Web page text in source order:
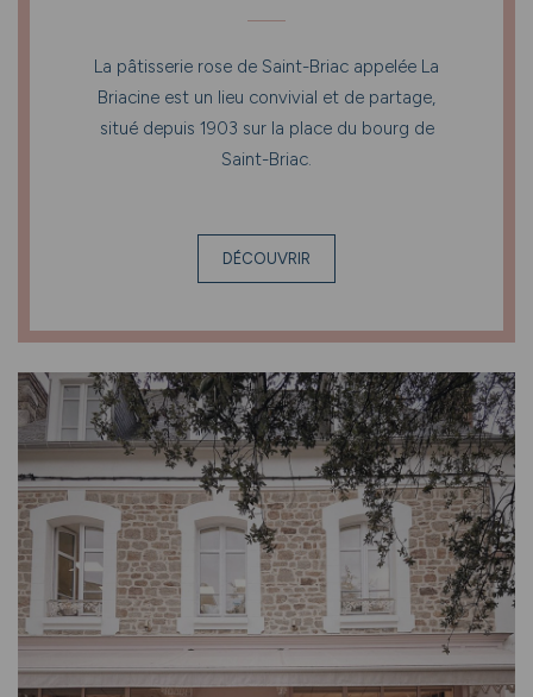
La pâtisserie rose de Saint-Briac appelée La
Briacine est un lieu convivial et de partage,
situé depuis 1903 sur la place du bourg de
Saint-Briac.
DÉCOUVRIR